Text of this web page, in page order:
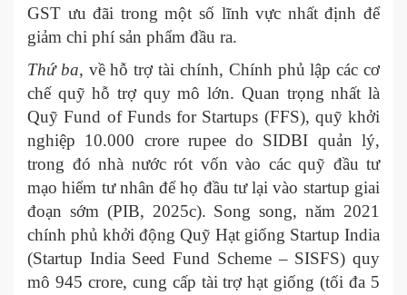
GST ưu đãi trong một số lĩnh vực nhất định để
giảm chi phí sản phẩm đầu ra.
Thứ ba, về hỗ trợ tài chính, Chính phủ lập các cơ
chế quỹ hỗ trợ quy mô lớn. Quan trọng nhất là
Quỹ Fund of Funds for Startups (FFS), quỹ khởi
nghiệp 10.000 crore rupee do SIDBI quản lý,
trong đó nhà nước rót vốn vào các quỹ đầu tư
mạo hiểm tư nhân để họ đầu tư lại vào startup giai
đoạn sớm (PIB, 2025c). Song song, năm 2021
chính phủ khởi động Quỹ Hạt giống Startup India
(Startup India Seed Fund Scheme – SISFS) quy
mô 945 crore, cung cấp tài trợ hạt giống (tối đa 5